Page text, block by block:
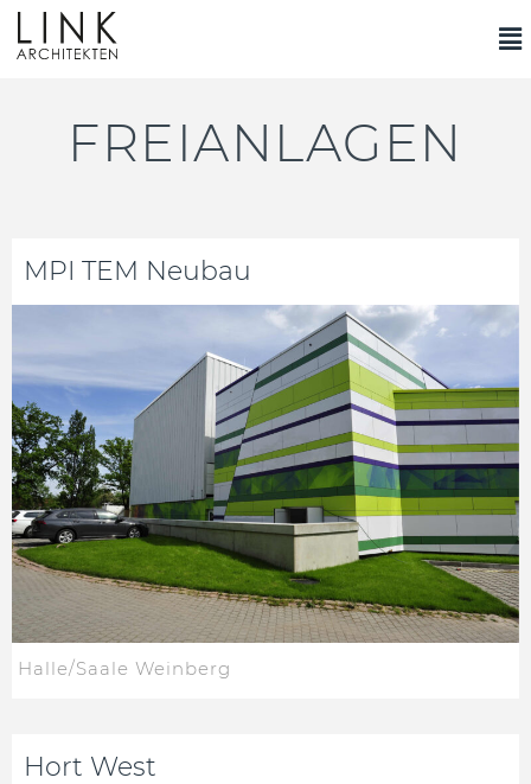
FREIANLAGEN
MPI TEM Neubau
Halle/Saale Weinberg
Hort West